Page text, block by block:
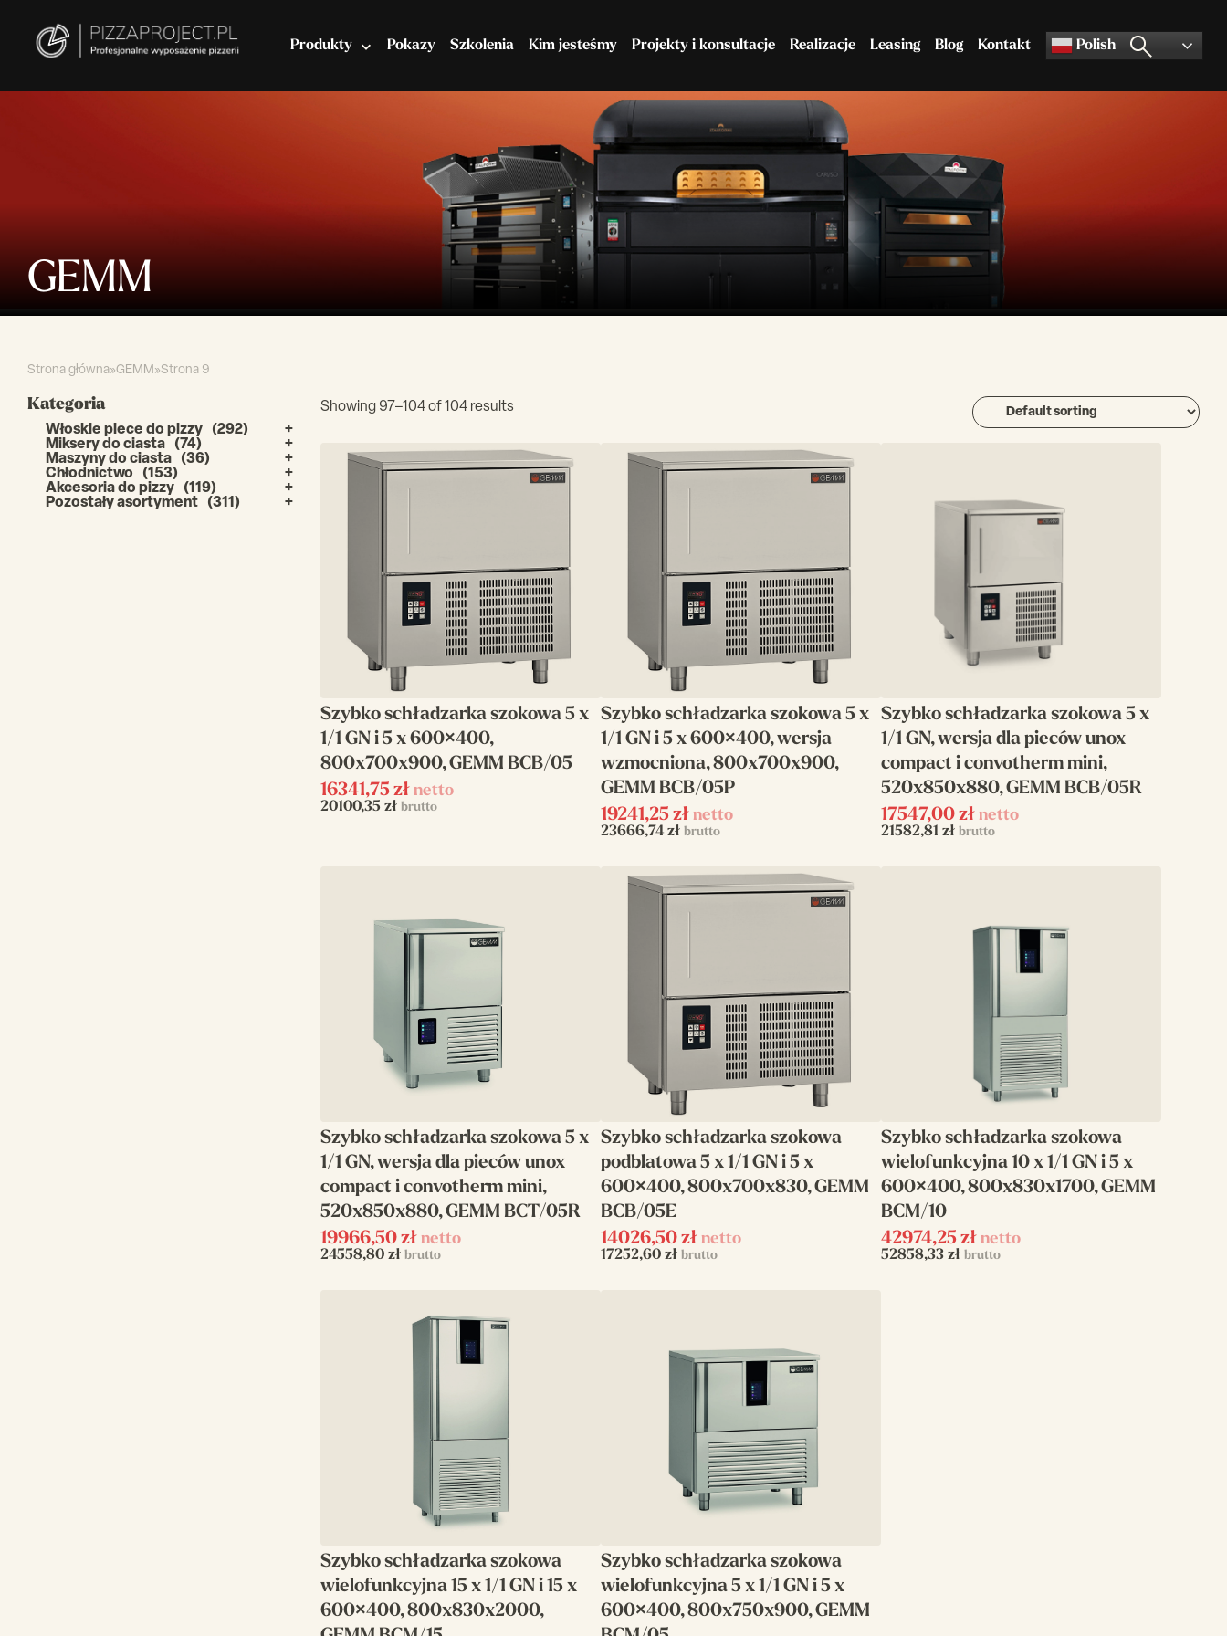
Produkty Pokazy Szkolenia Kim jesteśmy Projekty i konsultacje Realizacje Leasing Blog Kontakt Polish
Maszyny do ciasta Chłodnictwo Akcesoria do pizzy
GEMM
Strona główna»GEMM»Strona 9
Kategoria
Włoskie piece do pizzy
(292)
Miksery do ciasta
(74)
Maszyny do ciasta
(36)
Chłodnictwo
(153)
Akcesoria do pizzy
(119)
Pozostały asortyment
(311)
Showing 97–104 of 104 results
Szybko schładzarka szokowa 5 x
1/1 GN i 5 x 600×400,
800x700x900, GEMM BCB/05
16341,75 zł netto
20100,35 zł brutto
Szybko schładzarka szokowa 5 x
1/1 GN i 5 x 600×400, wersja
wzmocniona, 800x700x900,
GEMM BCB/05P
19241,25 zł netto
23666,74 zł brutto
Szybko schładzarka szokowa 5 x
1/1 GN, wersja dla pieców unox
compact i convotherm mini,
520x850x880, GEMM BCB/05R
17547,00 zł netto
21582,81 zł brutto
Szybko schładzarka szokowa 5 x
1/1 GN, wersja dla pieców unox
compact i convotherm mini,
520x850x880, GEMM BCT/05R
19966,50 zł netto
24558,80 zł brutto
Szybko schładzarka szokowa
podblatowa 5 x 1/1 GN i 5 x
600×400, 800x700x830, GEMM
BCB/05E
14026,50 zł netto
17252,60 zł brutto
Szybko schładzarka szokowa
wielofunkcyjna 10 x 1/1 GN i 5 x
600×400, 800x830x1700, GEMM
BCM/10
42974,25 zł netto
52858,33 zł brutto
Szybko schładzarka szokowa
wielofunkcyjna 15 x 1/1 GN i 15 x
600×400, 800x830x2000,
Szybko schładzarka szokowa
wielofunkcyjna 5 x 1/1 GN i 5 x
600×400, 800x750x900, GEMM